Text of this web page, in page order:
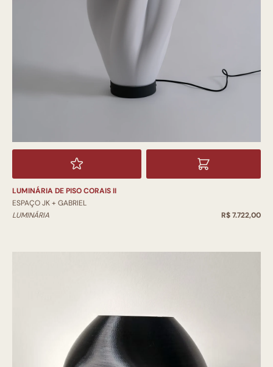
LUMINÁRIA DE PISO CORAIS II
ESPAÇO JK + GABRIEL
LUMINÁRIA
R$ 7.722,00